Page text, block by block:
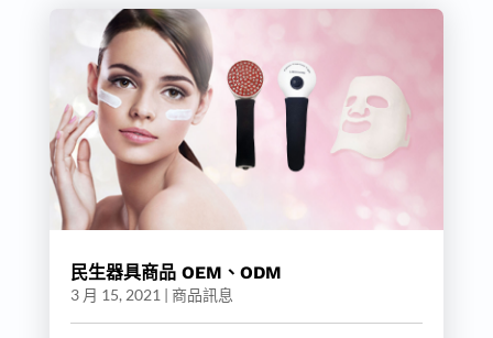
民生器具商品 OEM、ODM
3 月 15, 2021 | 商品訊息